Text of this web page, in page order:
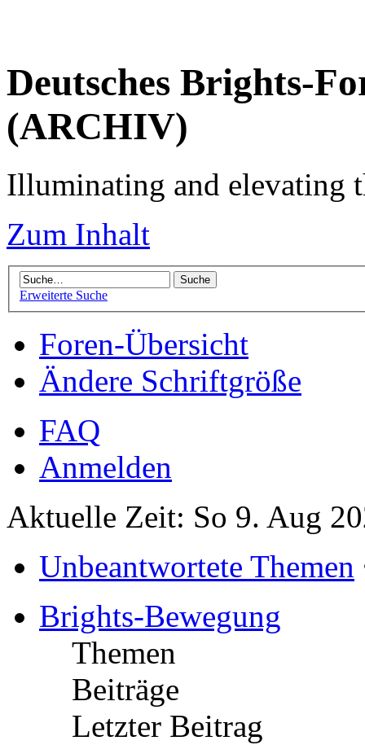
Deutsches Brights-
(ARCHIV)
Illuminating and elevating
Zum Inhalt
Erweiterte Suche
Foren-Übersicht
Ändere Schriftgröße
FAQ
Anmelden
Aktuelle Zeit: So 9. Aug
Unbeantwortete Themen
Brights-Bewegung
Themen
Beiträge
Letzter Beitrag